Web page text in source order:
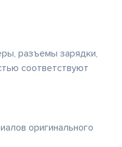
разъемы зарядки,
соответствуют
оригинального